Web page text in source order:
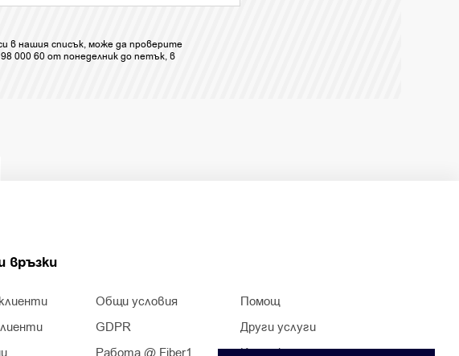
в нашия списък, може да проверите
000 60 от понеделник до петък, в
връзки
Общи условия
GDPR
Работа @ Fiber1
Помощ
Други услуги
Контакти